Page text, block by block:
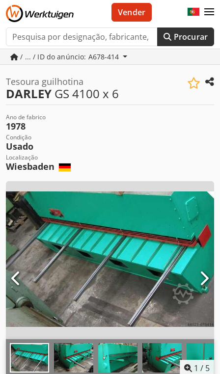
Procurar
Vender
/ ... / ID do anúncio: A678-414
Tesoura guilhotina
DARLEY GS 4100 x 6
Ano de fabrico
1978
Condição
Usado
Localização
Wiesbaden
1 / 5